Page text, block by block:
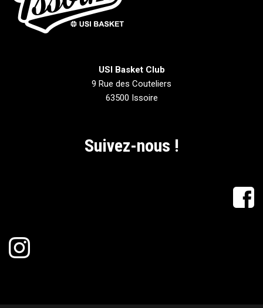
USI Basket Club
9 Rue des Couteliers
63500 Issoire
Suivez-nous !